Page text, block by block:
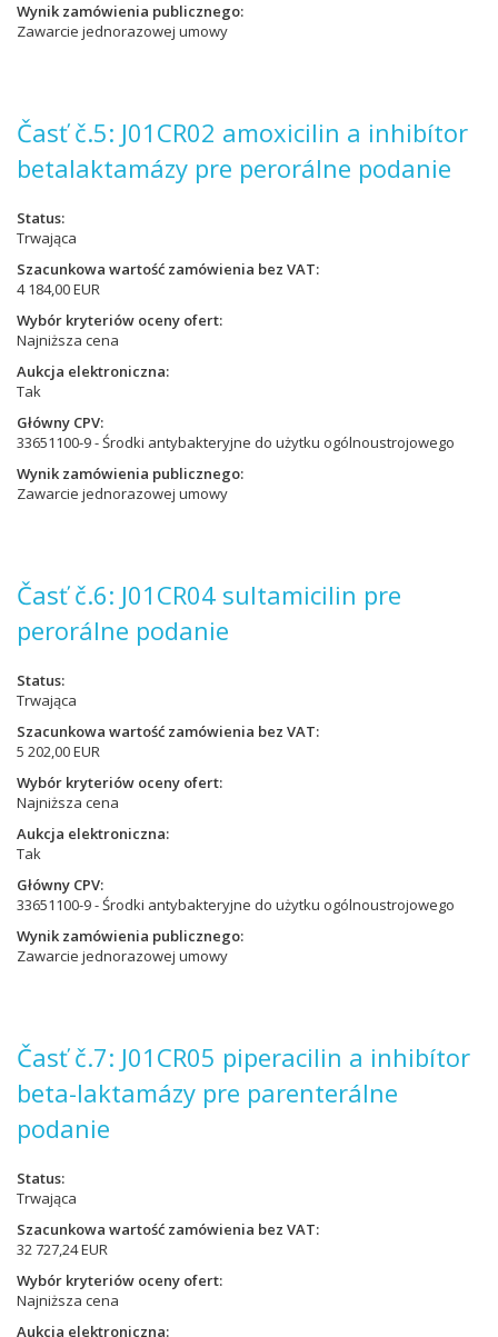
Wynik zamówienia publicznego
Zawarcie jednorazowej umowy
Časť č.5: J01CR02 amoxicilin a inhibítor
betalaktamázy pre perorálne podanie
Status
Trwająca
Szacunkowa wartość zamówienia bez VAT
4 184,00 EUR
Wybór kryteriów oceny ofert
Najniższa cena
Aukcja elektroniczna
Tak
Główny CPV
33651100-9 - Środki antybakteryjne do użytku ogólnoustrojowego
Wynik zamówienia publicznego
Zawarcie jednorazowej umowy
Časť č.6: J01CR04 sultamicilin pre
perorálne podanie
Status
Trwająca
Szacunkowa wartość zamówienia bez VAT
5 202,00 EUR
Wybór kryteriów oceny ofert
Najniższa cena
Aukcja elektroniczna
Tak
Główny CPV
33651100-9 - Środki antybakteryjne do użytku ogólnoustrojowego
Wynik zamówienia publicznego
Zawarcie jednorazowej umowy
Časť č.7: J01CR05 piperacilin a inhibítor
beta-laktamázy pre parenterálne
podanie
Status
Trwająca
Szacunkowa wartość zamówienia bez VAT
32 727,24 EUR
Wybór kryteriów oceny ofert
Najniższa cena
Aukcja elektroniczna